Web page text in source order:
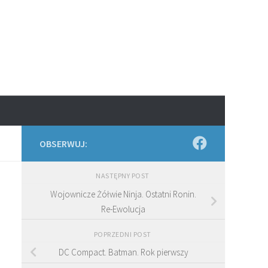
OBSERWUJ:
NASTĘPNY POST
Wojownicze Żółwie Ninja. Ostatni Ronin.
Re-Ewolucja
POPRZEDNI POST
DC Compact. Batman. Rok pierwszy